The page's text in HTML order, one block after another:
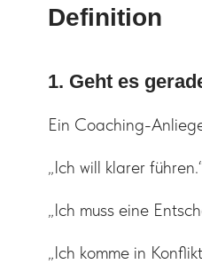
Definition
1. Geht es
Ein Coaching-
„Ich will klarer
„Ich muss eine
„Ich komme in